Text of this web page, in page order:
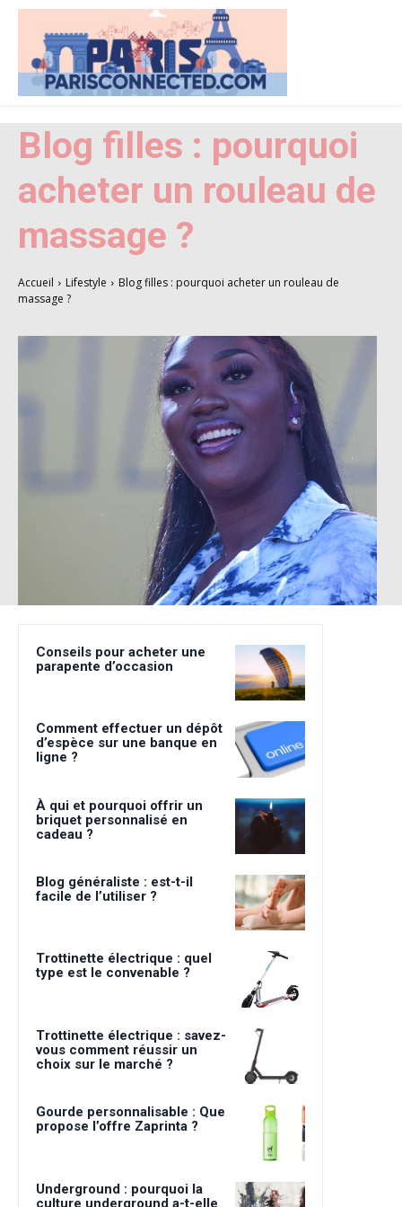
Blog filles : pourquoi
acheter un rouleau de
massage ?
Accueil Lifestyle
Blog filles : pourquoi acheter un rouleau de
massage ?
Conseils pour acheter une
parapente d’occasion
Comment effectuer un dépôt
d’espèce sur une banque en
ligne ?
À qui et pourquoi offrir un
briquet personnalisé en
cadeau ?
Blog généraliste : est-t-il
facile de l’utiliser ?
Trottinette électrique : quel
type est le convenable ?
Trottinette électrique : savez-
vous comment réussir un
choix sur le marché ?
Gourde personnalisable : Que
propose l’offre Zaprinta ?
Underground : pourquoi la
culture underground a-t-elle